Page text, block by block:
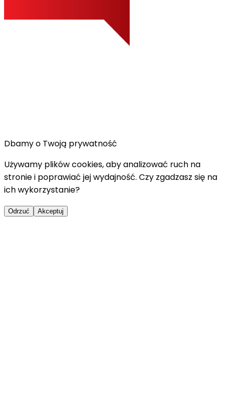
Dbamy o Twoją prywatność
Używamy plików cookies, aby analizować ruch na
stronie i poprawiać jej wydajność. Czy zgadzasz się na
ich wykorzystanie?
Odrzuć Akceptuj